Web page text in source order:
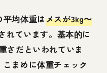
平均体重はメスが3kg〜
れています。基本的に
さだといわれていま
まめに体重チェック